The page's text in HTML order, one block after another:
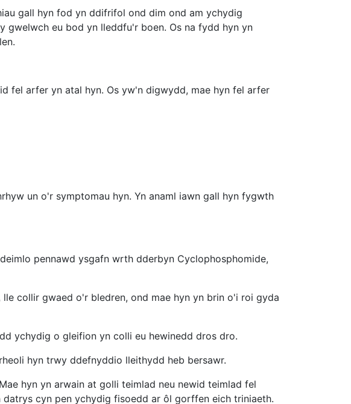
gall hyn fod yn ddifrifol ond dim ond am ychydig
gwelwch eu bod yn lleddfu'r boen. Os na fydd hyn yn
fel arfer yn atal hyn. Os yw'n digwydd, mae hyn fel arfer
un o'r symptomau hyn. Yn anaml iawn gall hyn fygwth
pennawd ysgafn wrth dderbyn Cyclophosphomide,
collir gwaed o'r bledren, ond mae hyn yn brin o'i roi gyda
ychydig o gleifion yn colli eu hewinedd dros dro.
hyn trwy ddefnyddio lleithydd heb bersawr.
hyn yn arwain at golli teimlad neu newid teimlad fel
cyn pen ychydig fisoedd ar ôl gorffen eich triniaeth.